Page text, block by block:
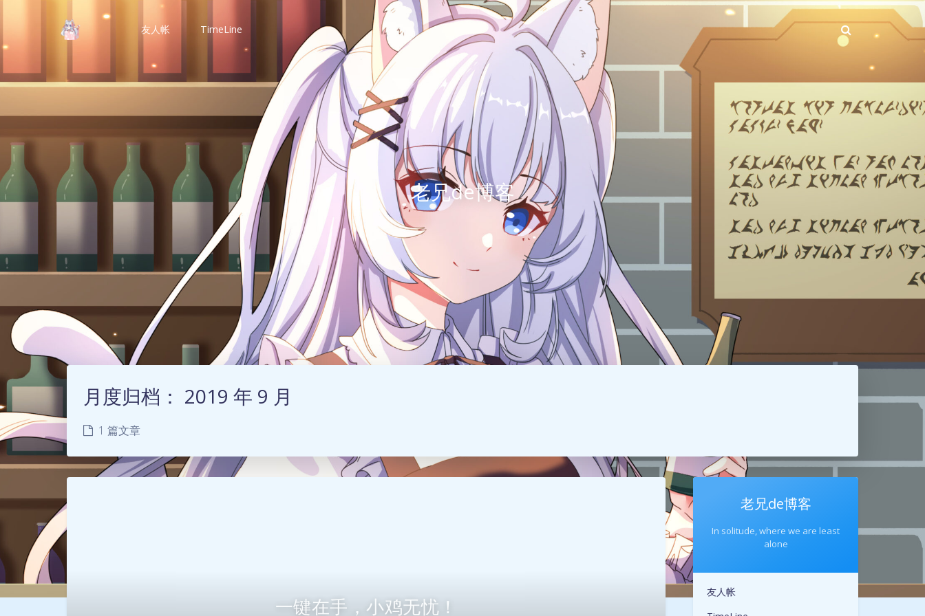
友人帐 TimeLine
老兄de博客
夜间模式
月度归档： 2019 年 9 月
1 篇文章
老兄de博客
In solitude, where we are least
alone
友人帐
一键在手，小鸡无忧！